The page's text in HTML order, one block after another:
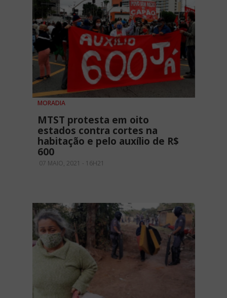
MORADIA
MTST protesta em oito
estados contra cortes na
habitação e pelo auxílio de R$
600
07 MAIO, 2021 - 16H21